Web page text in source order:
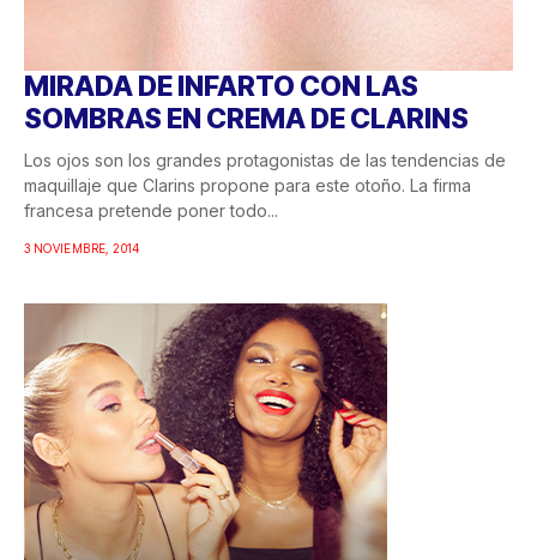
MIRADA DE INFARTO CON LAS
SOMBRAS EN CREMA DE CLARINS
Los ojos son los grandes protagonistas de las tendencias de
maquillaje que Clarins propone para este otoño. La firma
francesa pretende poner todo...
3 NOVIEMBRE, 2014